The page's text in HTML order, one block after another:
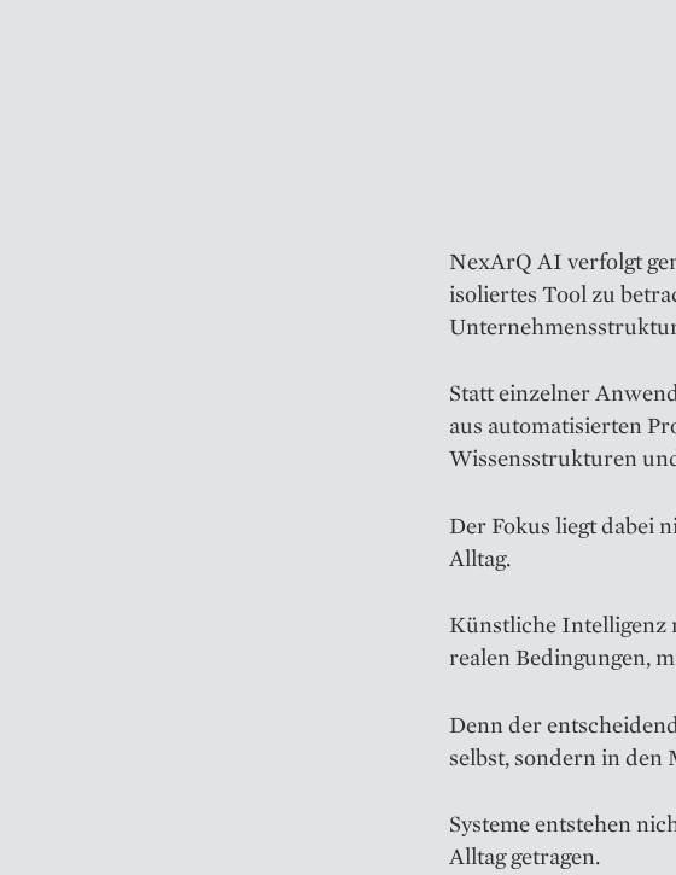
NexArQ AI verfolgt
isoliertes Tool zu
Statt einzelner
aus automatisierten
Wissensstrukturen
Der Fokus liegt dabei
Alltag.
Künstliche Intelligenz
realen Bedingungen,
Denn der
selbst, sondern in den
Systeme entstehen
Alltag getragen.